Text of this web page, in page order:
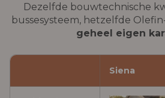
Dezelfde bouwtechnische
bussesysteem, hetzelfde
geheel eigen
Siena